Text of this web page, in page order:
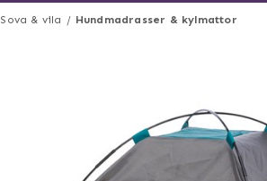
Sova & vila Hundmadrasser & kylmattor